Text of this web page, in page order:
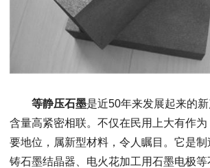
等静压石墨是近50年来发展起来的
含量高紧密相联。不仅在民用上大有作
要地位，属新型材料，令人瞩目。它是
铸石墨结晶器、电火花加工用石墨电极等